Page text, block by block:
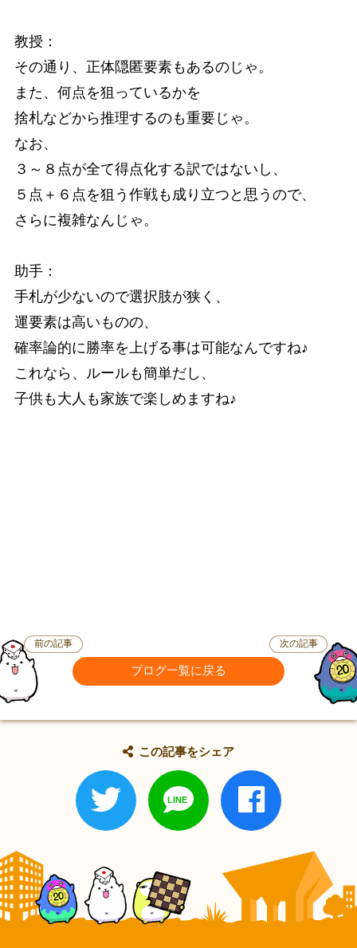
教授：
その通り、正体隠匿要素もあるのじゃ。
また、何点を狙っているかを
捨札などから推理するのも重要じゃ。
なお、
３～８点が全て得点化する訳ではないし、
５点＋６点を狙う作戦も成り立つと思うので、
さらに複雑なんじゃ。
助手：
手札が少ないので選択肢が狭く、
運要素は高いものの、
確率論的に勝率を上げる事は可能なんですね♪
これなら、ルールも簡単だし、
子供も大人も家族で楽しめますね♪
前の記事
ブログ一覧に戻る
次の記事
この記事をシェア